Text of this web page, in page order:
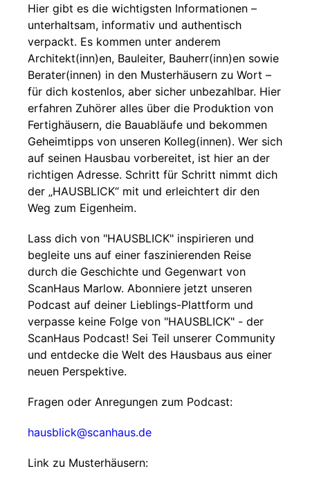
Hier gibt es die wichtigsten Informationen –
unterhaltsam, informativ und authentisch
verpackt. Es kommen unter anderem
Architekt(inn)en, Bauleiter, Bauherr(inn)en sowie
Berater(innen) in den Musterhäusern zu Wort –
für dich kostenlos, aber sicher unbezahlbar. Hier
erfahren Zuhörer alles über die Produktion von
Fertighäusern, die Bauabläufe und bekommen
Geheimtipps von unseren Kolleg(innen). Wer sich
auf seinen Hausbau vorbereitet, ist hier an der
richtigen Adresse. Schritt für Schritt nimmt dich
der „HAUSBLICK“ mit und erleichtert dir den
Weg zum Eigenheim.
Lass dich von "HAUSBLICK" inspirieren und
begleite uns auf einer faszinierenden Reise
durch die Geschichte und Gegenwart von
ScanHaus Marlow. Abonniere jetzt unseren
Podcast auf deiner Lieblings-Plattform und
verpasse keine Folge von "HAUSBLICK" - der
ScanHaus Podcast! Sei Teil unserer Community
und entdecke die Welt des Hausbaus aus einer
neuen Perspektive.
Fragen oder Anregungen zum Podcast:
hausblick@scanhaus.de
Link zu Musterhäusern: